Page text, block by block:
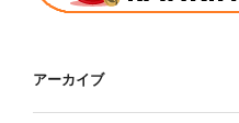
アーカイブ